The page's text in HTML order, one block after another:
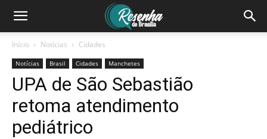
Início Notícias Cidades
Notícias Brasil Cidades Manchetes
UPA de São Sebastião
retoma atendimento
pediátrico